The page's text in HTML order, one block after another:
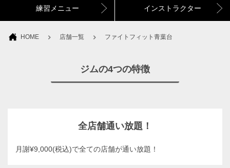
練習メニュー インストラクター
HOME 店舗一覧 ファイトフィット青葉台
ジムの4つの特徴
全店舗通い放題！
月謝¥9,000(税込)で全ての店舗が通い放題！